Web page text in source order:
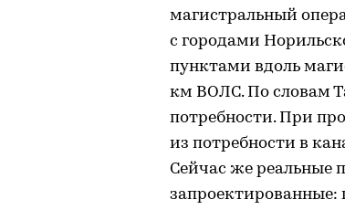
магистральный
с городами
пунктами вдоль
км ВОЛС. По словам
потребности. При
из потребности в
Сейчас же реальные
запроектированные: